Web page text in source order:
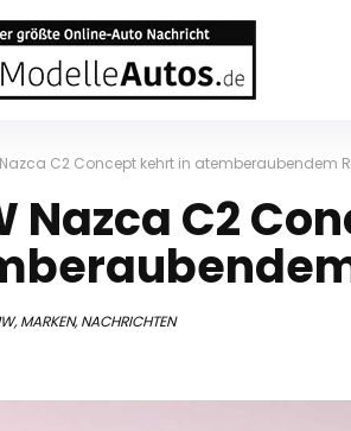
Nazca C2 Concept kehrt in atemberaubendem
Nazca C2
,MARKEN,NACHRICHTEN